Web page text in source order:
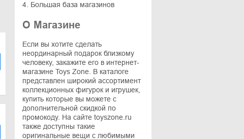
4. Большая база магазинов
О Магазине
Если вы хотите сделать
неординарный подарок близкому
человеку, закажите его в интернет-
магазине Toys Zone. В каталоге
представлен широкий ассортимент
коллекционных фигурок и игрушек,
купить которые вы можете с
дополнительной скидкой по
промокоду. На сайте toyszone.ru
также доступны такие
оригинальные вещи с любимыми